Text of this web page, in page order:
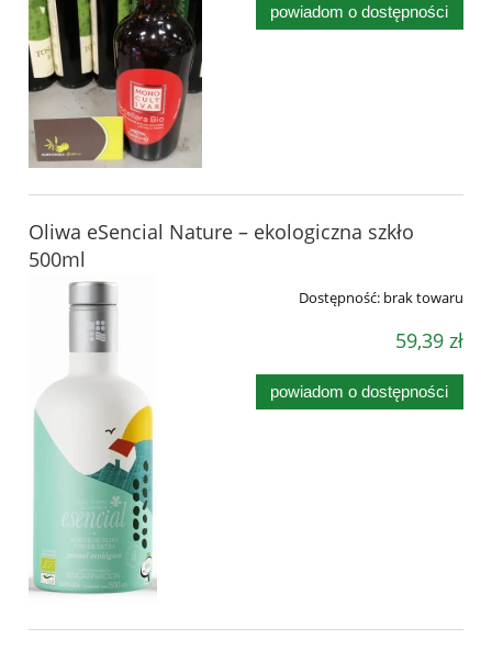
powiadom o dostępności
Oliwa eSencial Nature – ekologiczna szkło
500ml
Dostępność: brak towaru
59,39 zł
powiadom o dostępności